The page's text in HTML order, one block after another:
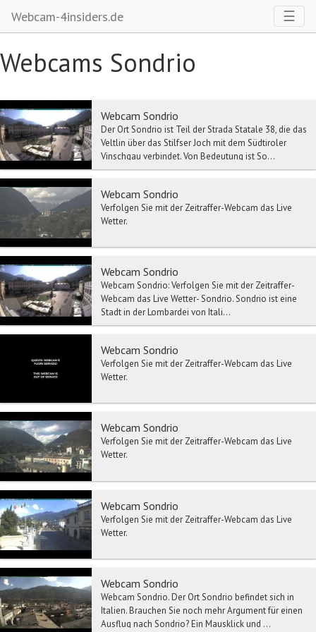
Webcam-4insiders.de ☰
Webcams Sondrio
Webcam Sondrio
Der Ort Sondrio ist Teil der Strada Statale 38, die das
Veltlin über das Stilfser Joch mit dem Südtiroler
Vinschgau verbindet. Von Bedeutung ist So...
Webcam Sondrio
Verfolgen Sie mit der Zeitraffer-Webcam das Live
Wetter.
Webcam Sondrio
Webcam Sondrio: Verfolgen Sie mit der Zeitraffer-
Webcam das Live Wetter- Sondrio. Sondrio ist eine
Stadt in der Lombardei von Itali...
Webcam Sondrio
Verfolgen Sie mit der Zeitraffer-Webcam das Live
Wetter.
Webcam Sondrio
Verfolgen Sie mit der Zeitraffer-Webcam das Live
Wetter.
Webcam Sondrio
Verfolgen Sie mit der Zeitraffer-Webcam das Live
Wetter.
Webcam Sondrio
Webcam Sondrio. Der Ort Sondrio befindet sich in
Italien. Brauchen Sie noch mehr Argument für einen
Ausflug nach Sondrio? Ein Mausklick und ...